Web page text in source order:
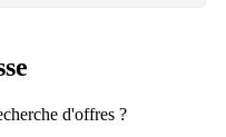
d'offres ?